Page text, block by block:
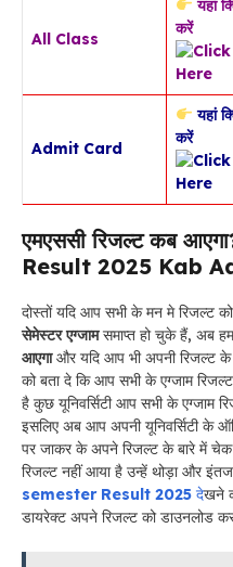
All Class
यहां
करें
Admit Card
यहां
करें
एमएससी रिजल्ट कब
Result 2025 Kab
दोस्तों यदि आप सभी के मन मे रिजल्ट
सेमेस्टर एग्जामसमाप्त हो चुके हैं, अब
आएगाऔर यदि आप भी अपनी रिजल्ट
को बता दे कि आप सभी के एग्जाम रिजल्ट
है कुछ यूनिवर्सिटी आप सभी के एग्जाम
इसलिए अब आप अपनी यूनिवर्सिटी के
पर जाकर के अपने रिजल्ट के बारे में
रिजल्ट नहीं आया है उन्हें थोड़ा और
semester Result 2025 देखने
डायरेक्ट अपने रिजल्ट को डाउनलोड